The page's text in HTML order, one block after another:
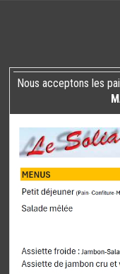
Nous acceptons les